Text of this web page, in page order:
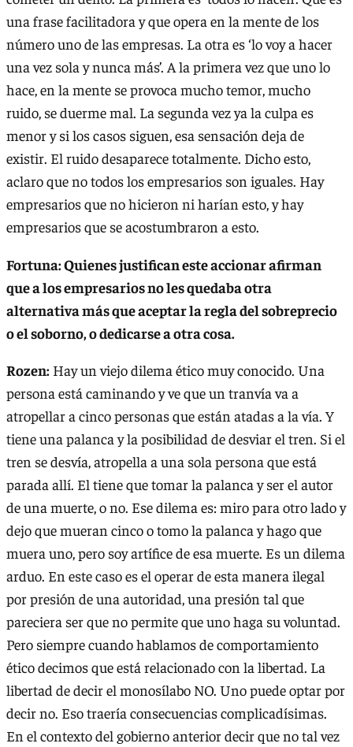
una frase facilitadora y que opera en la mente de los
número uno de las empresas. La otra es ‘lo voy a hacer
una vez sola y nunca más’. A la primera vez que uno lo
hace, en la mente se provoca mucho temor, mucho
ruido, se duerme mal. La segunda vez ya la culpa es
menor y si los casos siguen, esa sensación deja de
existir. El ruido desaparece totalmente. Dicho esto,
aclaro que no todos los empresarios son iguales. Hay
empresarios que no hicieron ni harían esto, y hay
empresarios que se acostumbraron a esto.
Fortuna: Quienes justifican este accionar afirman
que a los empresarios no les quedaba otra
alternativa más que aceptar la regla del sobreprecio
o el soborno, o dedicarse a otra cosa.
Rozen: Hay un viejo dilema ético muy conocido. Una
persona está caminando y ve que un tranvía va a
atropellar a cinco personas que están atadas a la vía. Y
tiene una palanca y la posibilidad de desviar el tren. Si el
tren se desvía, atropella a una sola persona que está
parada allí. El tiene que tomar la palanca y ser el autor
de una muerte, o no. Ese dilema es: miro para otro lado y
dejo que mueran cinco o tomo la palanca y hago que
muera uno, pero soy artífice de esa muerte. Es un dilema
arduo. En este caso es el operar de esta manera ilegal
por presión de una autoridad, una presión tal que
pareciera ser que no permite que uno haga su voluntad.
Pero siempre cuando hablamos de comportamiento
ético decimos que está relacionado con la libertad. La
libertad de decir el monosílabo NO. Uno puede optar por
decir no. Eso traería consecuencias complicadísimas.
En el contexto del gobierno anterior decir que no tal vez